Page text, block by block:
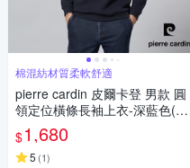
棉混紡材質柔軟舒適
pierre cardin 皮爾卡登 男款 圓
領定位橫條長袖上衣-深藍色(52
45211-38)
$1,680
5 (1)